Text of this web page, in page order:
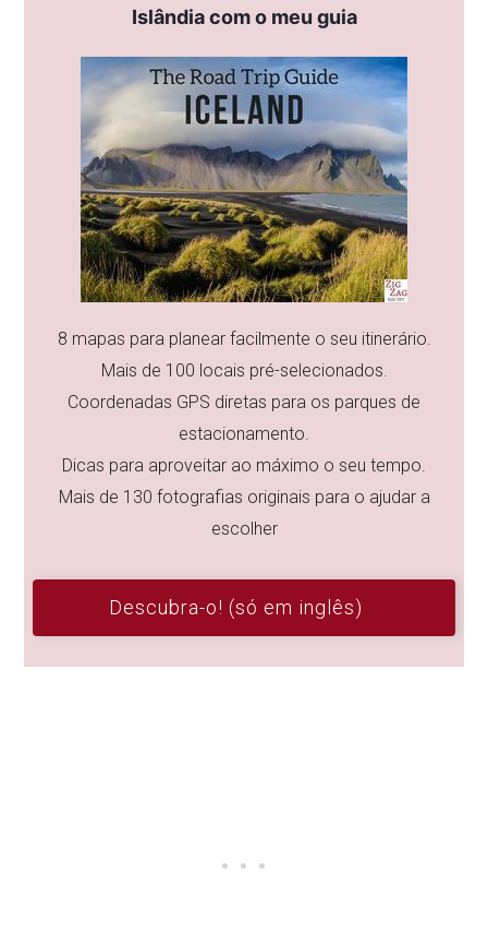
Islândia com o meu guia
8 mapas para planear facilmente o seu itinerário.
Mais de 100 locais pré-selecionados.
Coordenadas GPS diretas para os parques de
estacionamento.
Dicas para aproveitar ao máximo o seu tempo.
Mais de 130 fotografias originais para o ajudar a
escolher
Descubra-o! (só em inglês)